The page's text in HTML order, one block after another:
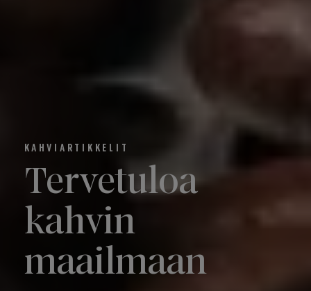
KAHVIARTIKKELIT
Tervetuloa
kahvin
maailmaan